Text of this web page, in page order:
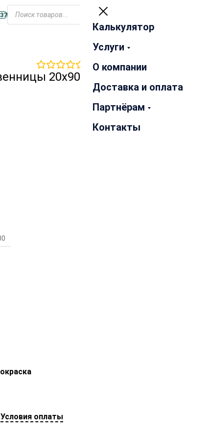
Закрыть
Калькулятор
Услуги
О компании
Доставка и оплата
Партнёрам
Контакты
отзывов
20х90х6000 мм
Условия оплаты